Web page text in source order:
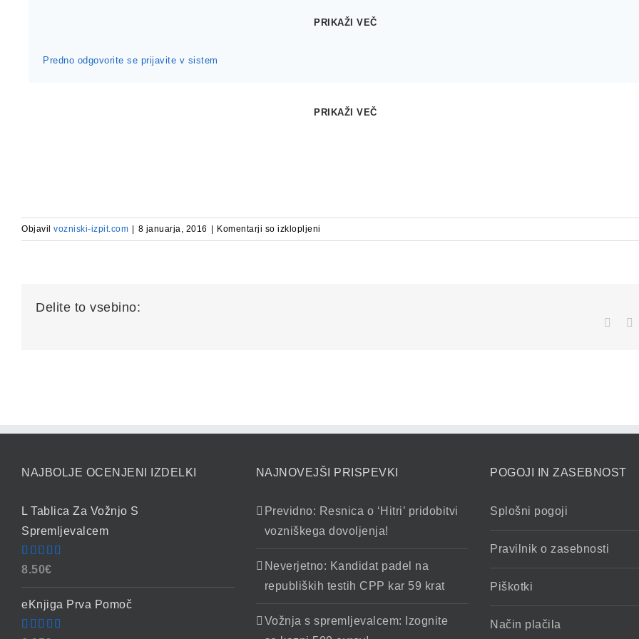
PRIKAŽI VEČ
Predno odgovorite se prijavite v sistem
PRIKAŽI VEČ
Objavil vozniski-izpit.com 8 januarja, 2016 Komentarji so izklopljeni
Šola
Delite to vsebino:
NAJBOLJE OCENJENI IZDELKI
L Tablica Za Vožnjo S
Spremljevalcem
Ocenjeno
8.50€
eKnjiga Prva Pomoč
NAJNOVEJŠI PRISPEVKI
Previdno: Resnica o ‘Hitri’ pridobitvi
vozniškega dovoljenja!
Neverjetno: Kandidat padel na
republiških testih CPP kar 59 krat
Vožnja s spremljevalcem: Izognite
POGOJI IN ZASEBNOST
Splošni pogoji
Pravilnik o zasebnosti
Piškotki
Način plačila